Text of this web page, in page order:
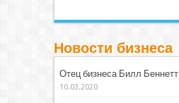
Новости бизнеса
Отец бизнеса Билл Беннетт
10.03.2020